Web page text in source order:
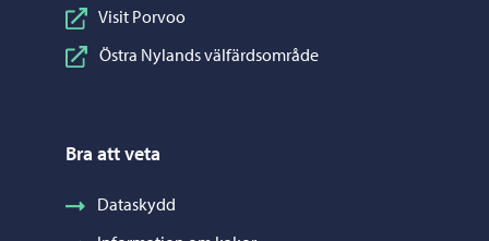
Visit Porvoo
Östra Nylands välfärdsområde
Bra att veta
Dataskydd